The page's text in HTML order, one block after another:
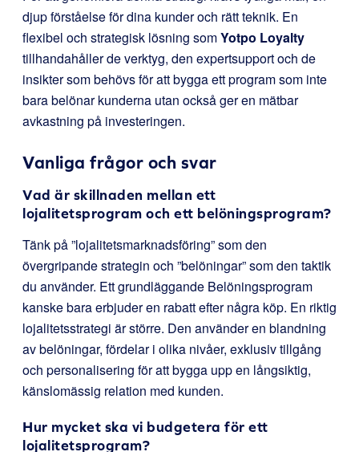
djup förståelse för dina kunder och rätt teknik. En
flexibel och strategisk lösning somYotpo Loyalty
tillhandahåller de verktyg, den expertsupport och de
insikter som behövs för att bygga ett program som inte
bara belönar kunderna utan också ger en mätbar
avkastning på investeringen.
Vanliga frågor och svar
Vad är skillnaden mellan ett
lojalitetsprogram och ett belöningsprogram?
Tänk på ”lojalitetsmarknadsföring” som den
övergripande strategin och ”belöningar” som den taktik
du använder. Ett grundläggande Belöningsprogram
kanske bara erbjuder en rabatt efter några köp. En riktig
lojalitetsstrategi är större. Den använder en blandning
av belöningar, fördelar i olika nivåer, exklusiv tillgång
och personalisering för att bygga upp en långsiktig,
känslomässig relation med kunden.
Hur mycket ska vi budgetera för ett
lojalitetsprogram?